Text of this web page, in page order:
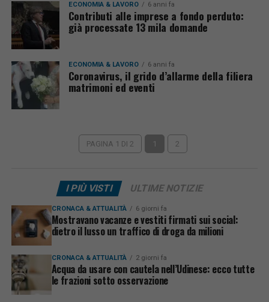
ECONOMIA & LAVORO 6 anni fa
Contributi alle imprese a fondo perduto:
già processate 13 mila domande
ECONOMIA & LAVORO 6 anni fa
Coronavirus, il grido d’allarme della filiera
matrimoni ed eventi
PAGINA 1 DI 2 1 2
I PIÙ VISTI ULTIME NOTIZIE
CRONACA & ATTUALITÀ 6 giorni fa
Mostravano vacanze e vestiti firmati sui social:
dietro il lusso un traffico di droga da milioni
CRONACA & ATTUALITÀ 2 giorni fa
Acqua da usare con cautela nell’Udinese: ecco tutte
le frazioni sotto osservazione